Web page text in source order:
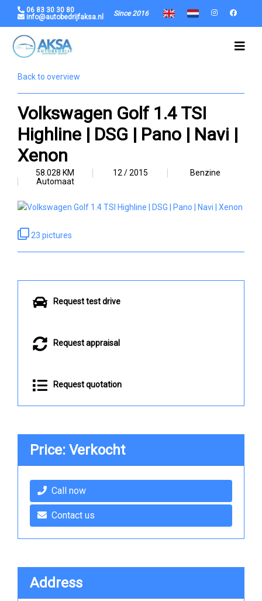
06 83 30 30 80
info@autobedrijfaksa.nl
Since 2016
Back to overview
Volkswagen Golf 1.4 TSI
Highline | DSG | Pano | Navi |
Xenon
58.028 KM 12 / 2015
Benzine
Automaat
23 pictures
Request test drive
Request appraisal
Request quotation
Price: Verkocht
Call now
Contact us
Address